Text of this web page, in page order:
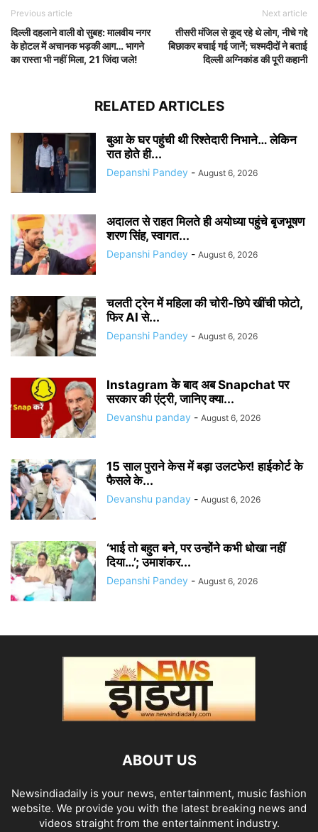
Previous article
दिल्ली दहलाने वाली वो सुबह: मालवीय नगर
के होटल में अचानक भड़की आग… भागने
का रास्ता भी नहीं मिला, 21 जिंदा जले!
Next article
तीसरी मंजिल से कूद रहे थे लोग, नीचे गद्दे
बिछाकर बचाई गई जानें; चश्मदीदों ने बताई
दिल्ली अग्निकांड की पूरी कहानी
RELATED ARTICLES
बुआ के घर पहुंची थी रिश्तेदारी निभाने… लेकिन
रात होते ही...
Depanshi Pandey - August 6, 2026
अदालत से राहत मिलते ही अयोध्या पहुंचे बृजभूषण
शरण सिंह, स्वागत...
Depanshi Pandey - August 6, 2026
चलती ट्रेन में महिला की चोरी-छिपे खींची फोटो,
फिर AI से...
Depanshi Pandey - August 6, 2026
Instagram के बाद अब Snapchat पर
सरकार की एंट्री, जानिए क्या...
Devanshu panday - August 6, 2026
15 साल पुराने केस में बड़ा उलटफेर! हाईकोर्ट के
फैसले के...
Devanshu panday - August 6, 2026
‘भाई तो बहुत बने, पर उन्होंने कभी धोखा नहीं
दिया…’; उमाशंकर...
Depanshi Pandey - August 6, 2026
ABOUT US
Newsindiadaily is your news, entertainment, music fashion
website. We provide you with the latest breaking news and
videos straight from the entertainment industry.